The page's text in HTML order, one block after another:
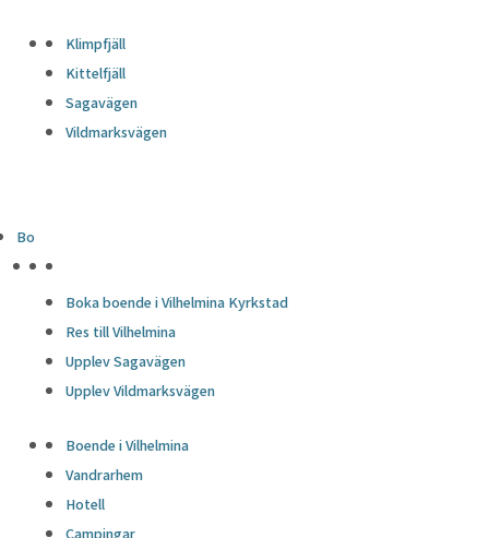
Klimpfjäll
Kittelfjäll
Sagavägen
Vildmarksvägen
Bo
Boka boende i Vilhelmina Kyrkstad
Res till Vilhelmina
Upplev Sagavägen
Upplev Vildmarksvägen
Boende i Vilhelmina
Vandrarhem
Hotell
Campingar